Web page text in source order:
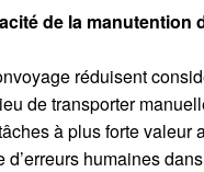
de la manutention
réduisent
de transporter
à plus forte
d’erreurs humaines